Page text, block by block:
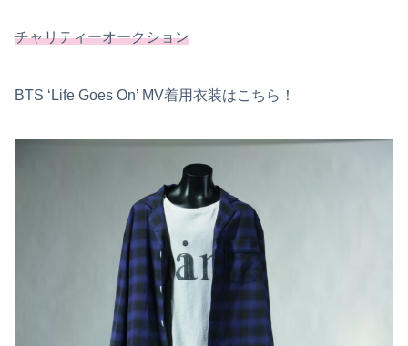
チャリティーオークション
BTS ‘Life Goes On’ MV着用衣装はこちら！